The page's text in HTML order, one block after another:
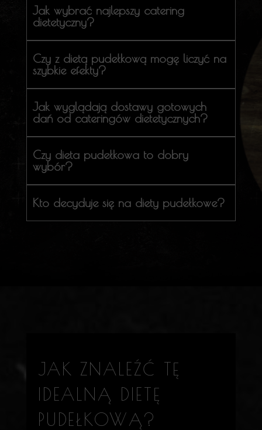
Jak wybrać najlepszy catering
dietetyczny?
Czy z dietą pudełkową mogę liczyć na
szybkie efekty?
Jak wyglądają dostawy gotowych
dań od cateringów dietetycznych?
Czy dieta pudełkowa to dobry
wybór?
Kto decyduje się na diety pudełkowe?
JAK ZNALEŹĆ TĘ
IDEALNĄ DIETĘ
PUDEŁKOWĄ?